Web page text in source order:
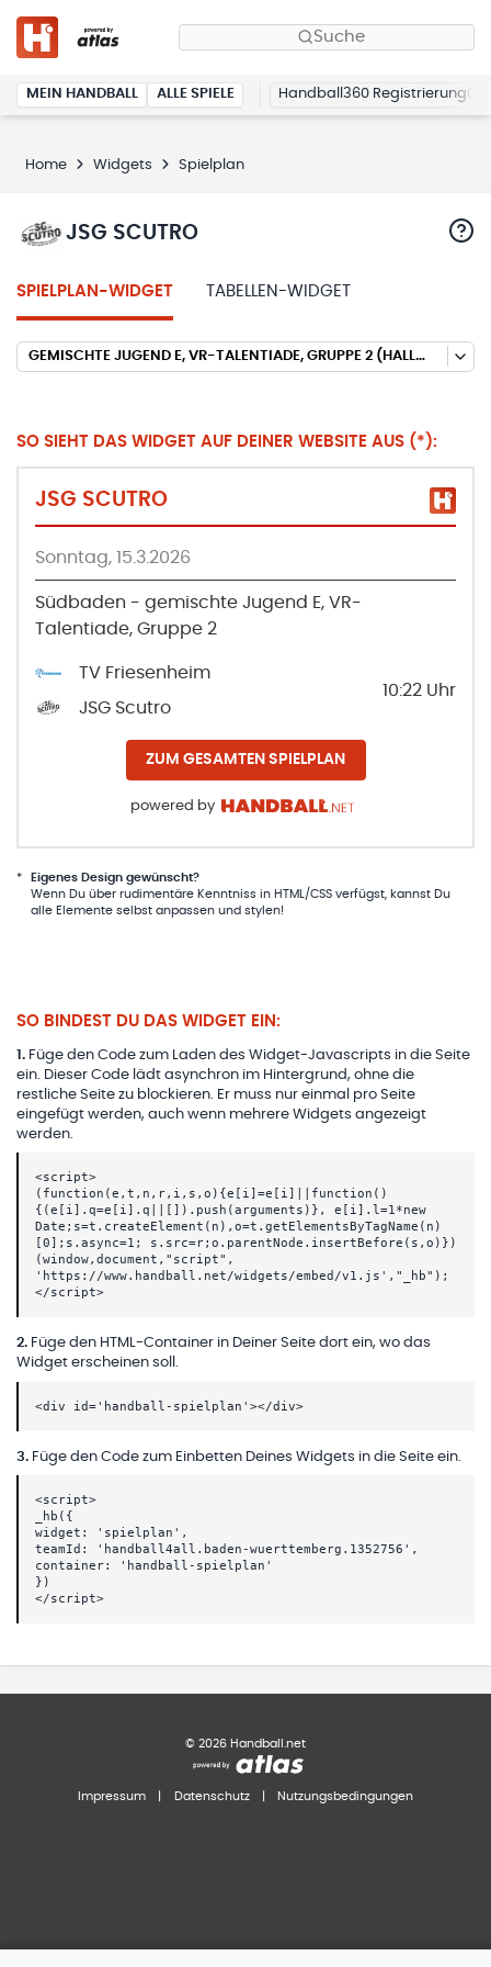
Suche
MEIN HANDBALL ALLE SPIELE Handball360 Registrierung
Home Widgets Spielplan
JSG SCUTRO
SPIELPLAN-WIDGET TABELLEN-WIDGET
GEMISCHTE JUGEND E, VR-TALENTIADE, GRUPPE 2 (HALLENRUNDE 2025/2026)
SO SIEHT DAS WIDGET AUF DEINER WEBSITE AUS (*):
JSG SCUTRO
Sonntag, 15.3.2026
Südbaden - gemischte Jugend E, VR-
Talentiade, Gruppe 2
TV Friesenheim
JSG Scutro
10:22 Uhr
ZUM GESAMTEN SPIELPLAN
powered by
*
Eigenes Design gewünscht?
Wenn Du über rudimentäre Kenntniss in HTML/CSS verfügst, kannst Du
alle Elemente selbst anpassen und stylen!
SO BINDEST DU DAS WIDGET EIN:
1 . Füge den Code zum Laden des Widget-Javascripts in die Seite
ein. Dieser Code lädt asynchron im Hintergrund, ohne die
restliche Seite zu blockieren. Er muss nur einmal pro Seite
eingefügt werden, auch wenn mehrere Widgets angezeigt
werden.
<script>
(function(e,t,n,r,i,s,o){e[i]=e[i]||function()
{(e[i].q=e[i].q||[]).push(arguments)}, e[i].l=1*new
Date;s=t.createElement(n),o=t.getElementsByTagName(n)
[0];s.async=1; s.src=r;o.parentNode.insertBefore(s,o)})
(window,document,"script",
'https://www.handball.net/widgets/embed/v1.js',"_hb");
</script>
2. Füge den HTML-Container in Deiner Seite dort ein, wo das
Widget erscheinen soll.
<div id='handball-spielplan'></div>
3. Füge den Code zum Einbetten Deines Widgets in die Seite ein.
<script>
_hb({
widget: 'spielplan',
teamId: 'handball4all.baden-wuerttemberg.1352756',
container: 'handball-spielplan'
})
</script>
© 2026 Handball.net
Impressum Datenschutz Nutzungsbedingungen